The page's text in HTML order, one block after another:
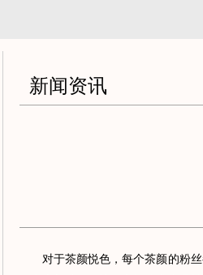
新闻资讯
对于茶颜悦色，每个茶颜的粉丝